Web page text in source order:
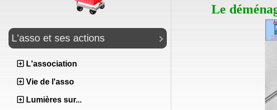
L'asso et ses actions
L'association
Vie de l'asso
Lumières sur...
Le